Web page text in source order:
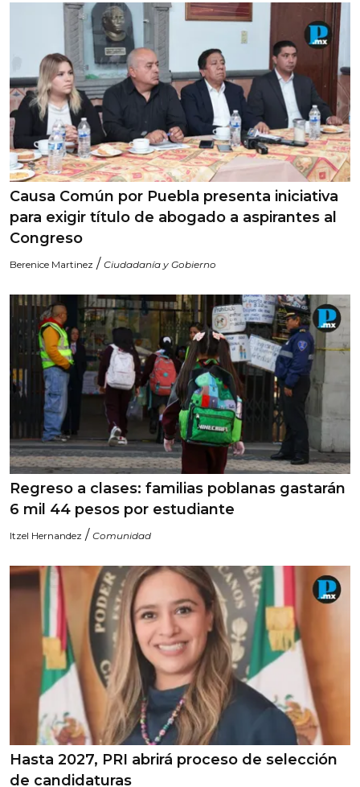
Causa Común por Puebla presenta iniciativa
para exigir título de abogado a aspirantes al
Congreso
Berenice Martinez / Ciudadanía y Gobierno
Regreso a clases: familias poblanas gastarán
6 mil 44 pesos por estudiante
Itzel Hernandez / Comunidad
Hasta 2027, PRI abrirá proceso de selección
de candidaturas